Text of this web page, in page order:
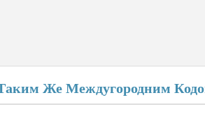
Же Междугородним